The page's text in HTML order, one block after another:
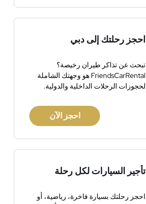
يقع بجوار أحد أكبر مراكز التسوق في
العالم. شاهد أبراج الرياح والشواطئ
المرطبات الخفيفة والتعليقات على متن
احجز رحلتك إلى دبي
تبحث عن تذاكر طيران رخيصة؟
FriendsCarRental هو وجهتك الشاملة
لحجوزات الرحلات الداخلية والدولية.
احجز الآن
تأجير السيارات لكل رحلة
احجز رحلتك بسيارة فاخرة، رياضية، أو